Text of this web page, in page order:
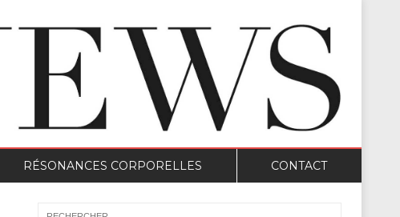
RÉSONANCES CORPORELLES CONTACT